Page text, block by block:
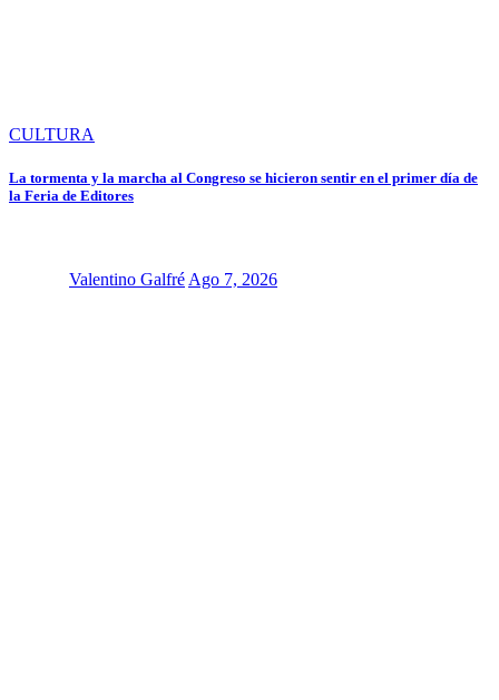
CULTURA
La tormenta y la marcha al Congreso se hicieron sentir en el primer día de
la Feria de Editores
Valentino Galfré Ago 7, 2026